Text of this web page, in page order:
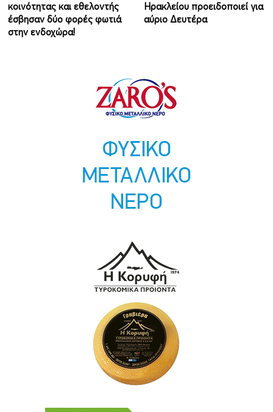
κοινότητας και εθελοντής
έσβησαν δύο φορές φωτιά
στην ενδοχώρα!
Ηρακλείου προειδοποιεί για
αύριο Δευτέρα